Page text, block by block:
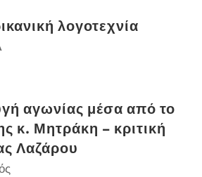
λογοτεχνία
αγωνίας μέσα από το
κ. Μητράκη – κριτική
Λαζάρου